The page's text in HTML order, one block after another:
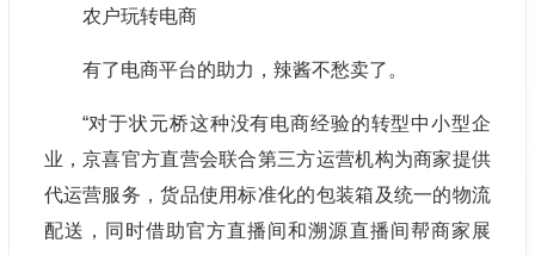
农户玩转电商
有了电商平台的助力，辣酱不愁卖了。
“对于状元桥这种没有电商经验的转型中小型企
业，京喜官方直营会联合第三方运营机构为商家提供
代运营服务，货品使用标准化的包装箱及统一的物流
配送，同时借助官方直播间和溯源直播间帮商家展